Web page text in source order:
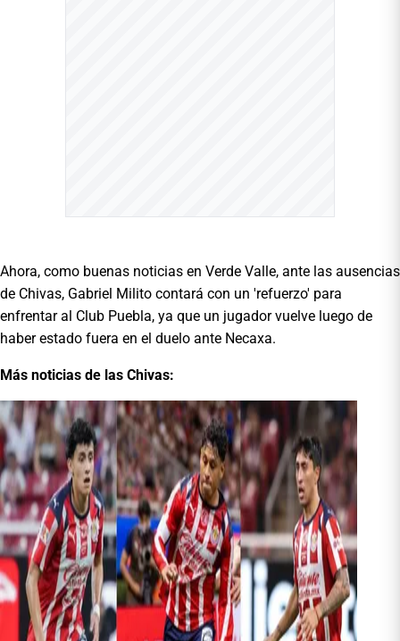
Ahora, como buenas noticias en Verde Valle, ante las ausencias
de Chivas, Gabriel Milito contará con un 'refuerzo' para
enfrentar al Club Puebla, ya que un jugador vuelve luego de
haber estado fuera en el duelo ante Necaxa.
Más noticias de las Chivas: